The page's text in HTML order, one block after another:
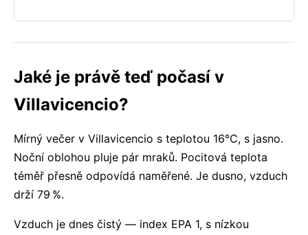
Jaké je právě teď počasí v
Villavicencio?
Mírný večer v Villavicencio s teplotou 16°C, s jasno.
Noční oblohou pluje pár mraků. Pocitová teplota
téměř přesně odpovídá naměřené. Je dusno, vzduch
drží 79 %.
Vzduch je dnes čistý — index EPA 1, s nízkou